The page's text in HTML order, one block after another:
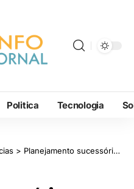
Politica Tecnologia
> Planejamento sucessório para aposentados: O que você precisa organizar em vida e como o Sindnapi – Sindicato Nacional dos Aposentados, Pensionistas e Idosos orienta esse processo